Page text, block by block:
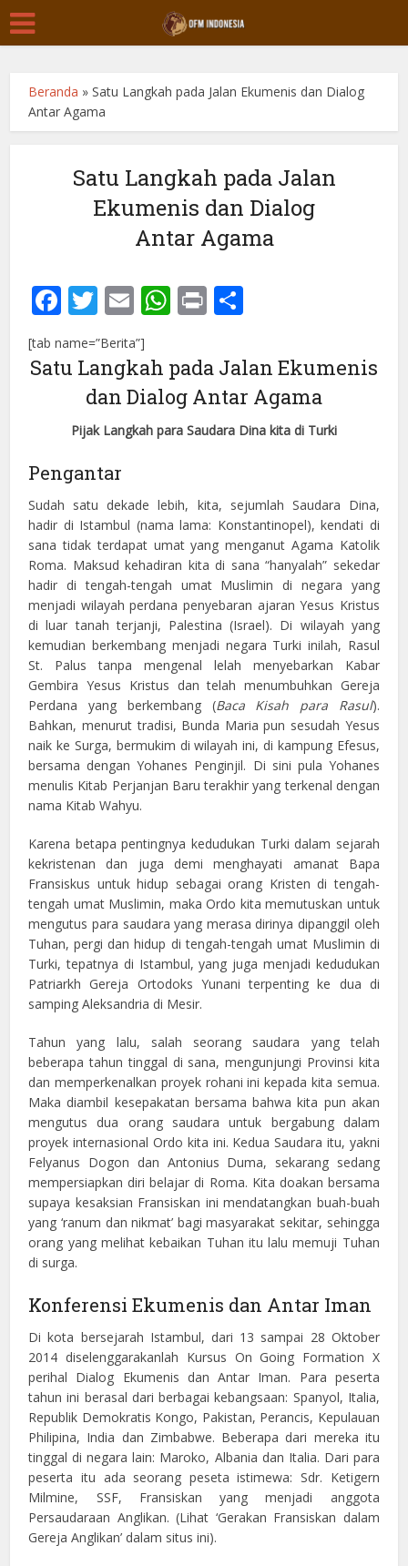
Beranda »Satu Langkah pada Jalan Ekumenis dan Dialog
Antar Agama
Satu Langkah pada Jalan
Ekumenis dan Dialog
Antar Agama
Facebook
Twitter
EmailWhatsApp
Print
[tab name=”Berita”]
Satu Langkah pada Jalan Ekumenis
dan Dialog Antar Agama
Pijak Langkah para Saudara Dina kita di Turki
Pengantar
Sudah satu dekade lebih, kita, sejumlah Saudara Dina,
hadir di Istambul (nama lama: Konstantinopel), kendati di
sana tidak terdapat umat yang menganut Agama Katolik
Roma. Maksud kehadiran kita di sana “hanyalah” sekedar
hadir di tengah-tengah umat Muslimin di negara yang
menjadi wilayah perdana penyebaran ajaran Yesus Kristus
di luar tanah terjanji, Palestina (Israel). Di wilayah yang
kemudian berkembang menjadi negara Turki inilah, Rasul
St. Palus tanpa mengenal lelah menyebarkan Kabar
Gembira Yesus Kristus dan telah menumbuhkan Gereja
Perdana yang berkembang (Baca Kisah para Rasul).
Bahkan, menurut tradisi, Bunda Maria pun sesudah Yesus
naik ke Surga, bermukim di wilayah ini, di kampung Efesus,
bersama dengan Yohanes Penginjil. Di sini pula Yohanes
menulis Kitab Perjanjan Baru terakhir yang terkenal dengan
nama Kitab Wahyu.
Karena betapa pentingnya kedudukan Turki dalam sejarah
kekristenan dan juga demi menghayati amanat Bapa
Fransiskus untuk hidup sebagai orang Kristen di tengah-
tengah umat Muslimin, maka Ordo kita memutuskan untuk
mengutus para saudara yang merasa dirinya dipanggil oleh
Tuhan, pergi dan hidup di tengah-tengah umat Muslimin di
Turki, tepatnya di Istambul, yang juga menjadi kedudukan
Patriarkh Gereja Ortodoks Yunani terpenting ke dua di
samping Aleksandria di Mesir.
Tahun yang lalu, salah seorang saudara yang telah
beberapa tahun tinggal di sana, mengunjungi Provinsi kita
dan memperkenalkan proyek rohani ini kepada kita semua.
Maka diambil kesepakatan bersama bahwa kita pun akan
mengutus dua orang saudara untuk bergabung dalam
proyek internasional Ordo kita ini. Kedua Saudara itu, yakni
Felyanus Dogon dan Antonius Duma, sekarang sedang
mempersiapkan diri belajar di Roma. Kita doakan bersama
supaya kesaksian Fransiskan ini mendatangkan buah-buah
yang ‘ranum dan nikmat’ bagi masyarakat sekitar, sehingga
orang yang melihat kebaikan Tuhan itu lalu memuji Tuhan
di surga.
Konferensi Ekumenis dan Antar Iman
Di kota bersejarah Istambul, dari 13 sampai 28 Oktober
2014 diselenggarakanlah Kursus On Going Formation X
perihal Dialog Ekumenis dan Antar Iman. Para peserta
tahun ini berasal dari berbagai kebangsaan: Spanyol, Italia,
Republik Demokratis Kongo, Pakistan, Perancis, Kepulauan
Philipina, India dan Zimbabwe. Beberapa dari mereka itu
tinggal di negara lain: Maroko, Albania dan Italia. Dari para
peserta itu ada seorang peseta istimewa: Sdr. Ketigern
Milmine, SSF, Fransiskan yang menjadi anggota
Persaudaraan Anglikan. (Lihat ‘Gerakan Fransiskan dalam
Gereja Anglikan’ dalam situs ini).